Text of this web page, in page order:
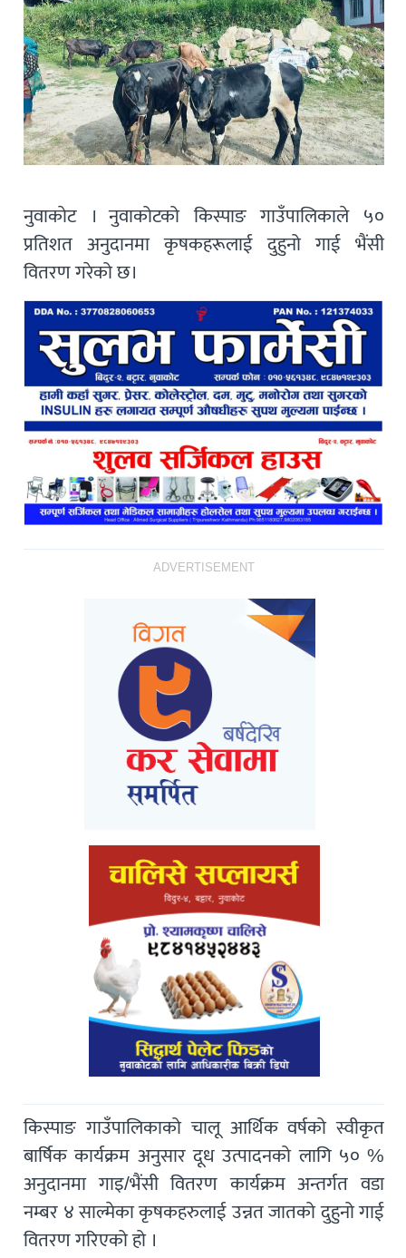
नुवाकाेट । नुवाकोटको किस्पाङ गाउँपालिकाले ५०‌
प्रतिशत अनुदानमा कृषकहरूलाई दुहुनो गाई भैंसी
वितरण गरेको छ।
ADVERTISEMENT
किस्पाङ गाउँपालिकाको चालू आर्थिक वर्षको स्वीकृत
बार्षिक कार्यक्रम अनुसार दूध उत्पादनको लागि ५० %
अनुदानमा गाइ/भैंसी वितरण कार्यक्रम अन्तर्गत वडा
नम्बर ४ साल्मेका कृषकहरुलाई उन्नत जातको दुहुनो गाई
वितरण गरिएको हो ।